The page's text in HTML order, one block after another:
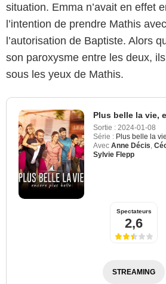
situation. Emma n’avait en effet
l’intention de prendre Mathis
l’autorisation de Baptiste. Alors
son paroxysme entre les deux,
sous les yeux de Mathis.
Plus belle la vie,
Sortie : 2024-01-08
Série : Plus belle la
Avec Anne Décis
Sylvie Flepp
Spectateurs
2,6
STREAMING